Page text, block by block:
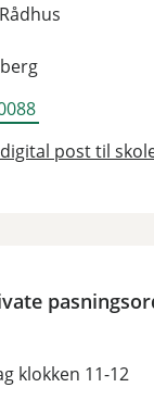
post til
klokken 11-12